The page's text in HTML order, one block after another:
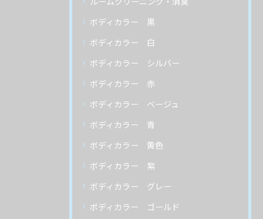
ボディカラー 黒
ボディカラー 白
ボディカラー シルバー
ボディカラー 赤
ボディカラー ベージュ
ボディカラー 青
ボディカラー 黄色
ボディカラー 紫
ボディカラー グレー
ボディカラー ゴールド